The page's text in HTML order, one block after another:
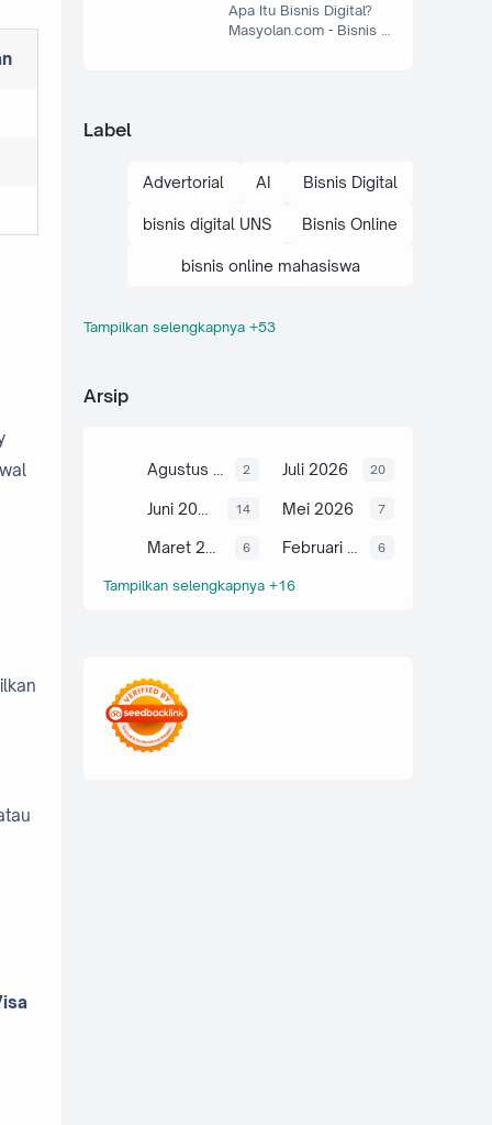
Apa Itu Bisnis Digital?
Masyolan.com - Bisnis …
Label
Advertorial AI Bisnis Digital
bisnis digital UNS Bisnis Online
bisnis online mahasiswa
brand personal mahasiswa
cara optimasi SEO
Digital Marketing E-Commerce
E-E-A-T
edukasi bisnis kampus
Tampilkan selengkapnya +53
Arsip
Agustus 2026 2 Juli 2026 20
Juni 2026 14 Mei 2026 7
Maret 2026 6 Februari 2026 6
Tampilkan selengkapnya +16